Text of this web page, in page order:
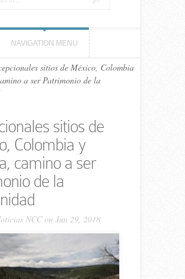
NAVIGATION MENU
sitios de México, Colombia
a ser Patrimonio de la
sitios de
Colombia y
camino a ser
de la
NCCon Jun 29, 2018